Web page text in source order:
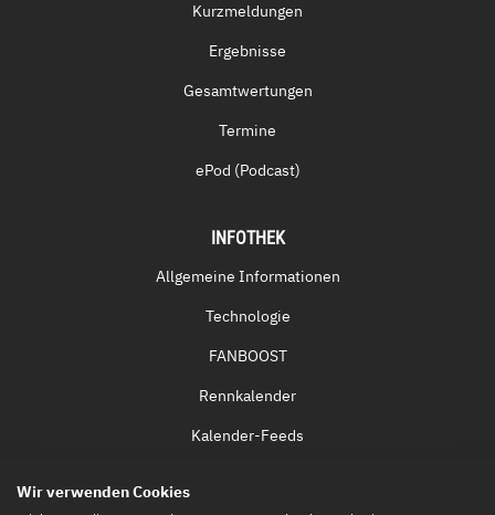
Kurzmeldungen
Ergebnisse
Gesamtwertungen
Termine
ePod (Podcast)
INFOTHEK
Allgemeine Informationen
Technologie
FANBOOST
Rennkalender
Kalender-Feeds
Wir verwenden Cookies